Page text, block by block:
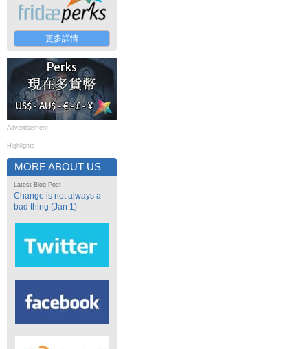
更多詳情
Advertisement
Highlights
MORE ABOUT US
Latest Blog Post
Change is not always a
bad thing (Jan 1)